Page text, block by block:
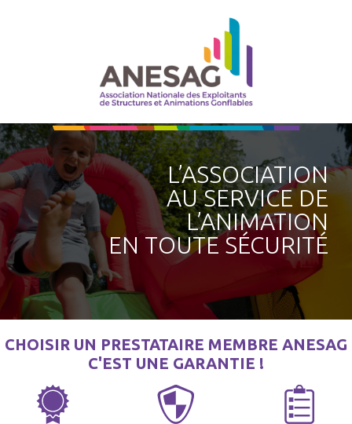
L’ASSOCIATION
AU SERVICE DE
L’ANIMATION
EN TOUTE SÉCURITÉ
CHOISIR UN PRESTATAIRE MEMBRE ANESAG
C'EST UNE GARANTIE !